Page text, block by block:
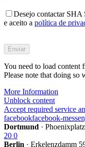
Desejo contactar
e aceito a política de
füllen
dieses
Feld
aus.
You need to load content
Please note that doing so
More Information
Unblock content
Accept required service
facebookfacebook-
Dortmund ·
20 0
Berlin · Erkelenzdamm